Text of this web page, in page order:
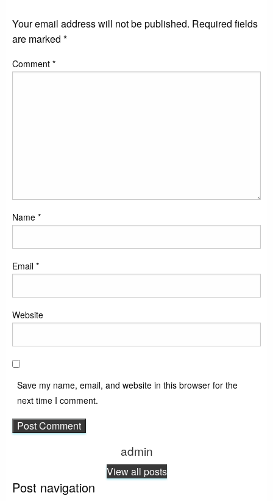
Your email address will not be published. Required fields
are marked *
Comment *
Name *
Email *
Website
Save my name, email, and website in this browser for the
next time I comment.
admin
View all posts
Post navigation